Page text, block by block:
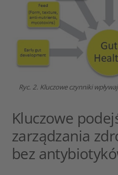
Ryc. 2. Kluczowe czynniki
Kluczowe
zarządzania
bez